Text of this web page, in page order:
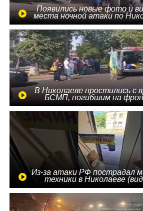
Появились новые фото и
места ночной атаки по
В Николаеве простились с
БСМП, погибшим на
Из-за атаки РФ пострадал
техники в Николаеве